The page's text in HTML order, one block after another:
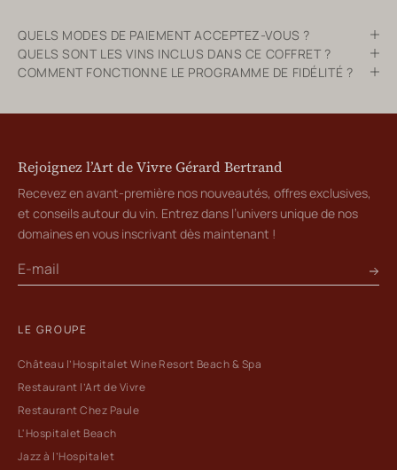
QUELS MODES DE PAIEMENT ACCEPTEZ-VOUS ?
QUELS SONT LES VINS INCLUS DANS CE COFFRET ?
COMMENT FONCTIONNE LE PROGRAMME DE FIDÉLITÉ ?
Rejoignez l’Art de Vivre Gérard Bertrand
Recevez en avant-première nos nouveautés, offres exclusives,
et conseils autour du vin. Entrez dans l’univers unique de nos
domaines en vous inscrivant dès maintenant !
LE GROUPE
Château l’Hospitalet Wine Resort Beach & Spa
Restaurant l’Art de Vivre
Restaurant Chez Paule
L'Hospitalet Beach
Jazz à l’Hospitalet